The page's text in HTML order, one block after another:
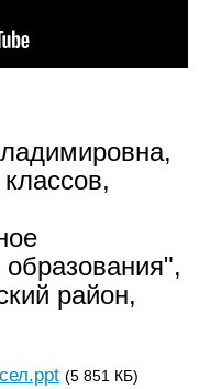
район,
(5 851 КБ)